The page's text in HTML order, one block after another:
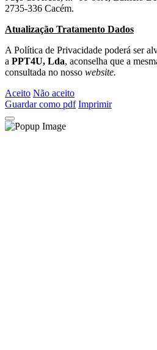
2735-336 Cacém.
Atualização Tratamento Dados
A Política de Privacidade poderá ser
a PPT4U, Lda, aconselha que a
consultada no nosso website.
Aceito Não aceito
Guardar como pdf Imprimir